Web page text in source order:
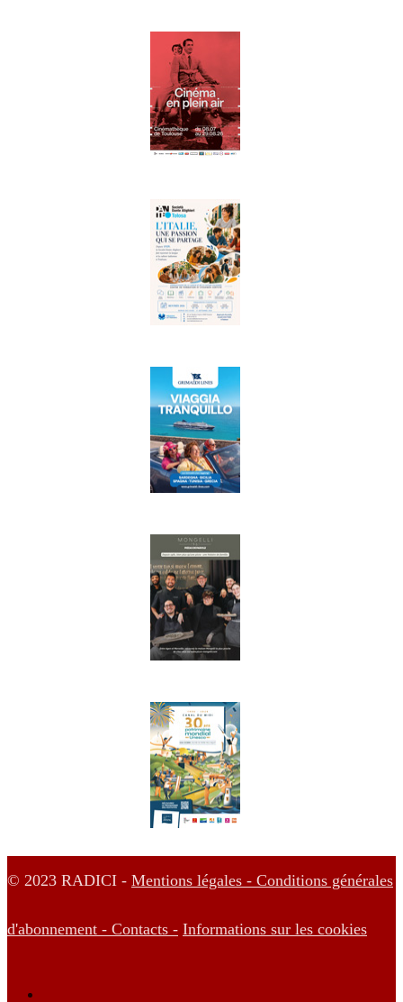
© 2023 RADICI - Mentions légales - Conditions générales
d'abonnement - Contacts - Informations sur les cookies